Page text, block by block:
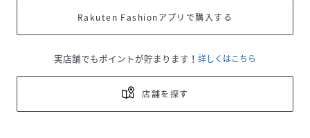
Rakuten Fashionアプリで購入する
実店舗でもポイントが貯まります！ 詳しくはこちら
店舗を探す